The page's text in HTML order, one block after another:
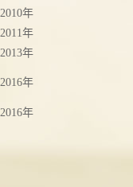
2010年
2011年
2013年
2016年
2016年